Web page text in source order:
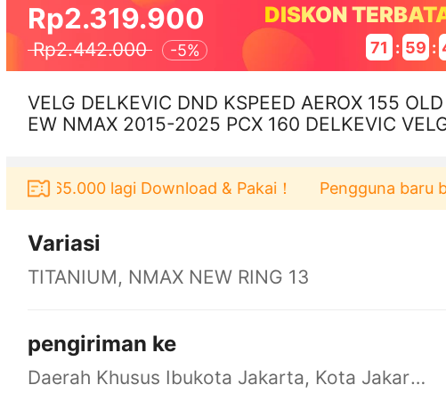
Rp2.319.900
Rp2.442.000 -5%
DISKON
71 : 59 :
VELG DELKEVIC DND KSPEED AEROX 155
EW NMAX 2015-2025 PCX 160 DELKEVIC
lagi Download & Pakai！ Pengguna baru
Variasi
TITANIUM, NMAX NEW RING 13
pengiriman ke
Daerah Khusus Ibukota Jakarta, Kota Jakarta Barat, Cengkareng, yy